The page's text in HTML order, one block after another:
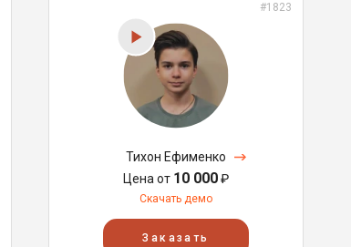
#1823
Тихон Ефименко
Цена от 10 000₽
Скачать демо
Заказать